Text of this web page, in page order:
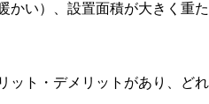
かい）、設置面積が大きく重
ト・デメリットがあり、ど